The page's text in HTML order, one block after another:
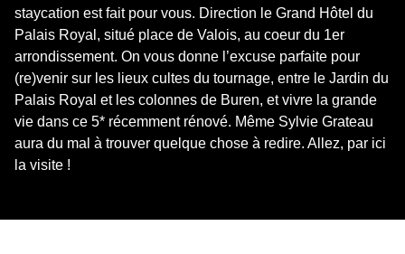
staycation est fait pour vous. Direction le Grand Hôtel du
Palais Royal, situé place de Valois, au coeur du 1er
arrondissement. On vous donne l’excuse parfaite pour
(re)venir sur les lieux cultes du tournage, entre le Jardin du
Palais Royal et les colonnes de Buren, et vivre la grande
vie dans ce 5* récemment rénové. Même Sylvie Grateau
aura du mal à trouver quelque chose à redire. Allez, par ici
la visite !